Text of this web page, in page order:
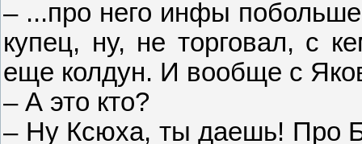
– ...про него инфы побольше
купец, ну, не торговал, с
еще колдун. И вообще с
– А это кто?
– Ну Ксюха, ты даешь! Про